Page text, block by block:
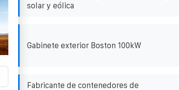
solar y eólica
Gabinete exterior Boston 100kW
Fabricante de contenedores de